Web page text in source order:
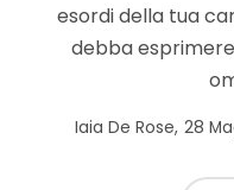
esordi della tua
debba
byIaia De Rose 28